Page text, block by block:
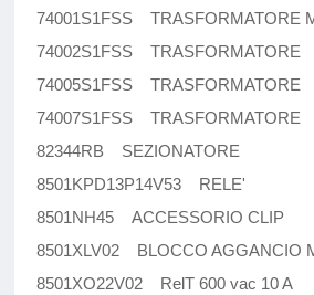
74001S1FSS TRASFORMATORE
74002S1FSS TRASFORMATORE
74005S1FSS TRASFORMATORE
74007S1FSS TRASFORMATORE
82344RB SEZIONATORE
8501KPD13P14V53 RELE'
8501NH45 ACCESSORIO CLIP
8501XLV02 BLOCCO AGGANCIO
8501XO22V02 RelT 600 vac 10 A